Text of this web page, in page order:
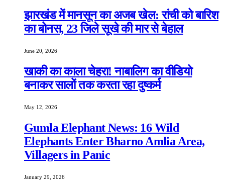
झारखंड में मानसून का अजब खेल: रांची को बारिश
का बोनस, 23 जिले सूखे की मार से बेहाल
June 20, 2026
खाकी का काला चेहरा! नाबालिग का वीडियो
बनाकर सालों तक करता रहा दुष्कर्म
May 12, 2026
Gumla Elephant News: 16 Wild
Elephants Enter Bharno Amlia Area,
Villagers in Panic
January 29, 2026